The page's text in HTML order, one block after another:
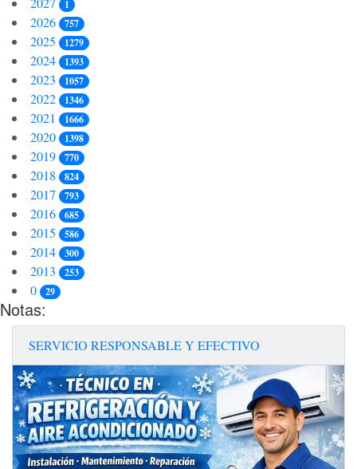
1
2026 757
2025 1279
2024 1393
2023 1057
2022 1346
2021 1666
2020 1398
2019 770
2018 824
2017 793
2016 685
2015 586
2014 300
2013 253
0 29
Notas:
SERVICIO RESPONSABLE Y EFECTIVO